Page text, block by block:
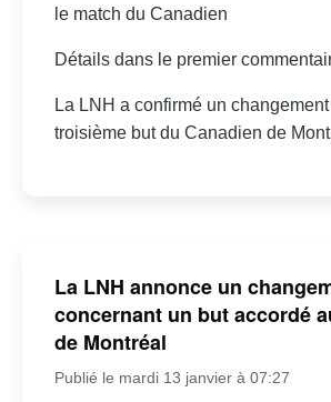
le match du Canadien
Détails dans le premier
La LNH a confirmé un
troisième but du Canadien de
La LNH annonce un
concernant un but accordé
de Montréal
Publié le mardi 13 janvier à 07:27